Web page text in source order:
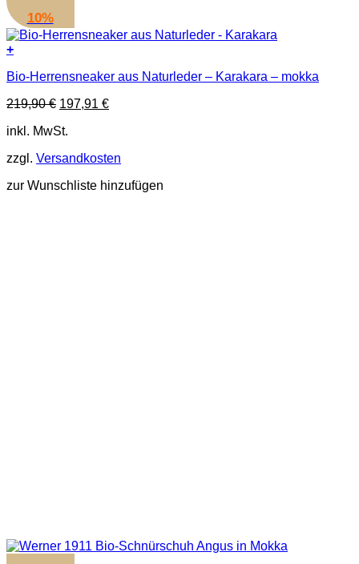
10%
+
Produkt
mehrere
auf.
Optionen
können
auf
Bio-Herrensneaker aus Naturleder – Karakara – mokka
219,90€ Ursprünglicher
war:
197,91 €Aktueller
inkl. MwSt.
zzgl. Versandkosten
zur Wunschliste hinzufügen